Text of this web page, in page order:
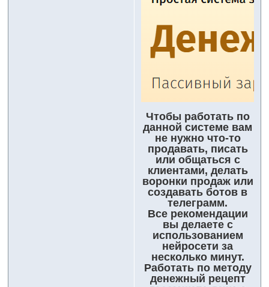
Чтобы работать по
данной системе вам
не нужно что-то
продавать, писать
или общаться с
клиентами, делать
воронки продаж или
создавать ботов в
телеграмм.
Все рекомендации
вы делаете с
использованием
нейросети за
несколько минут.
Работать по методу
денежный рецепт